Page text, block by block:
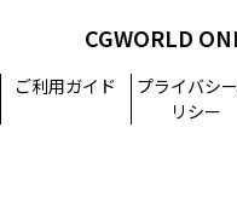
CGWORLD
ご利用ガイド
プライバシ
リシー